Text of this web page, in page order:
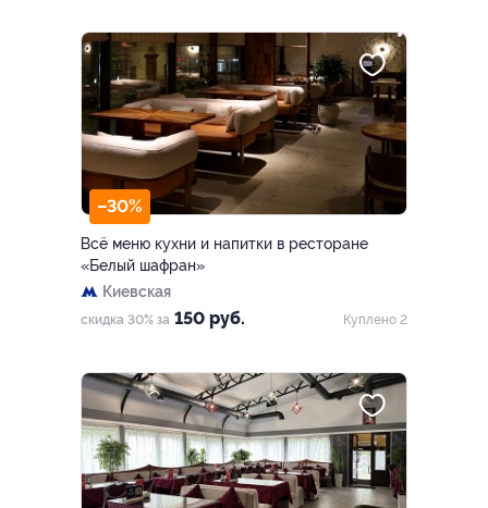
–30%
Всё меню кухни и напитки в ресторане
«Белый шафран»
Киевская
скидка 30% за 150 руб. Куплено 2